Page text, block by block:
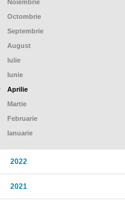
Noiembrie
Octombrie
Septembrie
August
Iulie
Iunie
Aprilie
Martie
Februarie
Ianuarie
2022
2021